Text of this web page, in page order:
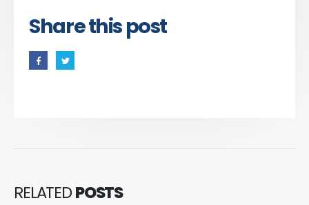
Share this post
RELATEDPOSTS